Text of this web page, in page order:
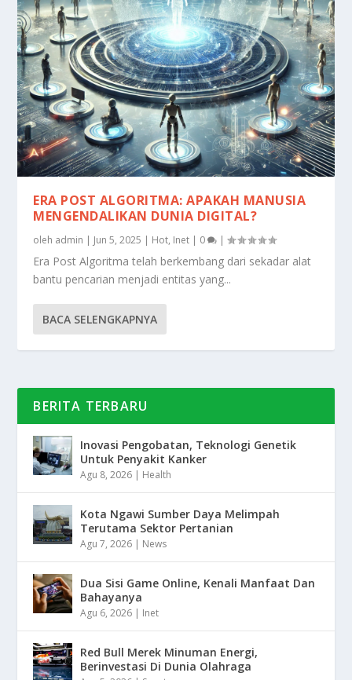
ERA POST ALGORITMA: APAKAH MANUSIA
MENGENDALIKAN DUNIA DIGITAL?
oleh admin | Jun 5, 2025 | Hot, Inet | 0 |
Era Post Algoritma telah berkembang dari sekadar alat
bantu pencarian menjadi entitas yang...
BACA SELENGKAPNYA
BERITA TERBARU
Inovasi Pengobatan, Teknologi Genetik
Untuk Penyakit Kanker
Agu 8, 2026 | Health
Kota Ngawi Sumber Daya Melimpah
Terutama Sektor Pertanian
Agu 7, 2026 | News
Dua Sisi Game Online, Kenali Manfaat Dan
Bahayanya
Agu 6, 2026 | Inet
Red Bull Merek Minuman Energi,
Berinvestasi Di Dunia Olahraga